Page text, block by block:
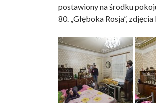
postawiony na środku
80. „Głęboka Rosja”,